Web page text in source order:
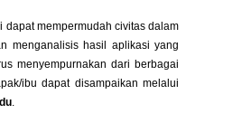
dapat mempermudah civitas dalam
menganalisis hasil aplikasi yang
menyempurnakan dari berbagai
ibu dapat disampaikan melalui
.